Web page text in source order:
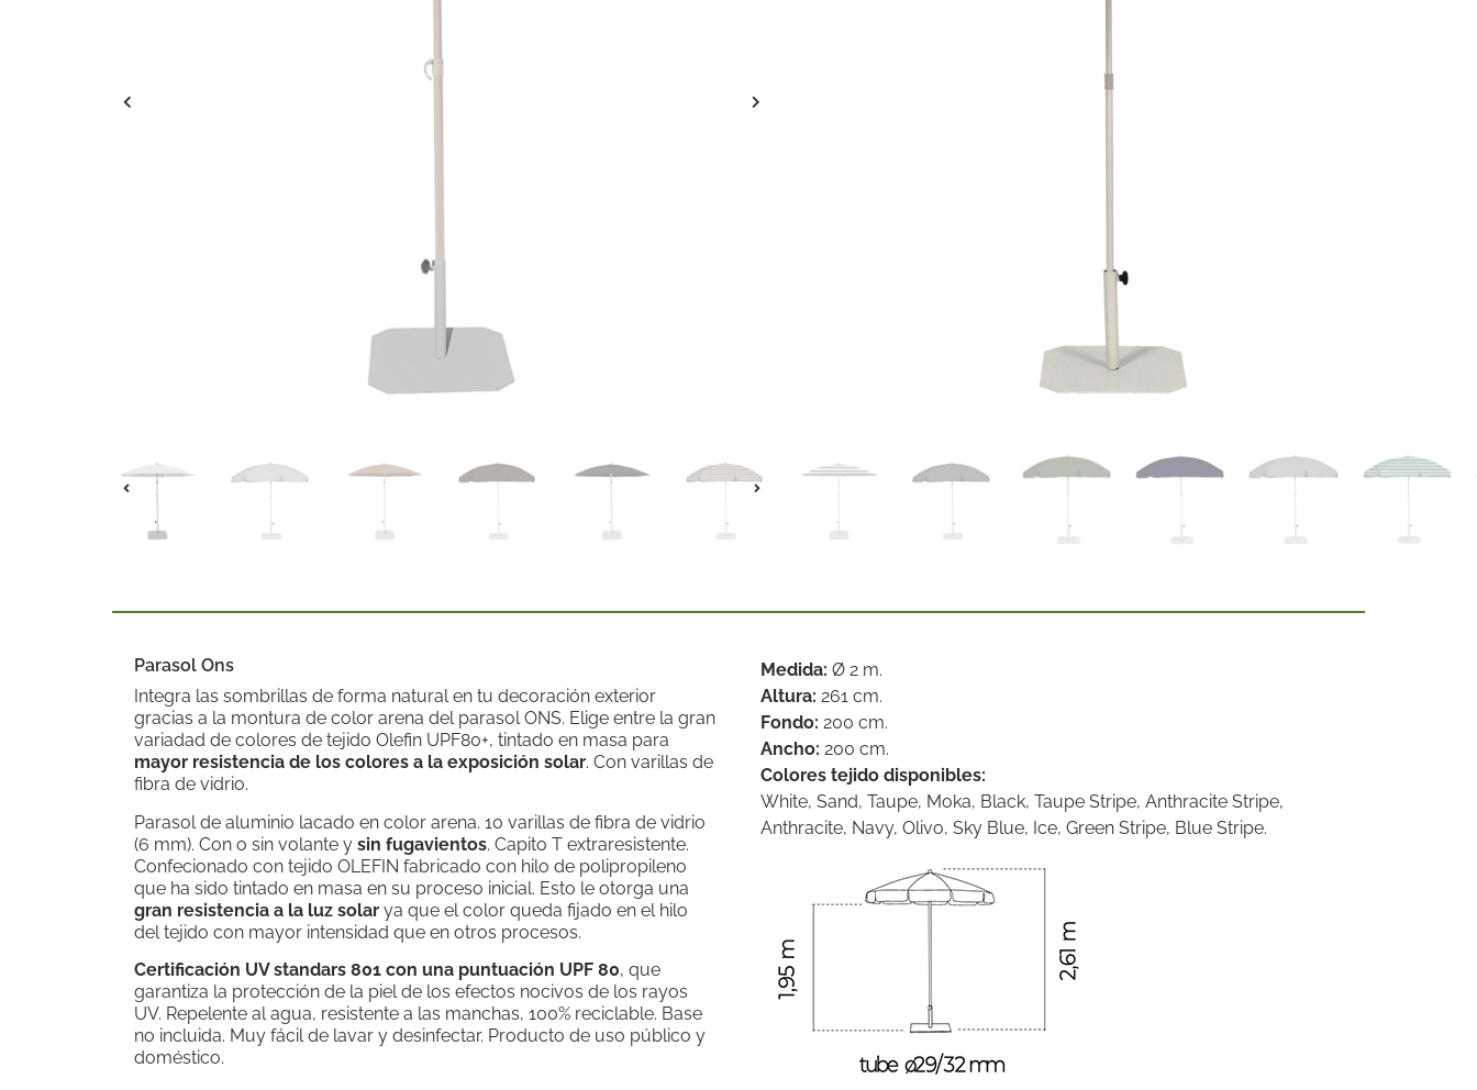
Parasol Ons
Integra las sombrillas de forma natural en tu decoración exterior
gracias a la montura de color arena del parasol ONS. Elige entre la gran
variadad de colores de tejido Olefin UPF80+, tintado en masa para
mayor resistencia de los colores a la exposición solar. Con varillas de
fibra de vidrio.
Parasol de aluminio lacado en color arena. 10 varillas de fibra de vidrio
(6 mm). Con o sin volante y sin fugavientos. Capito T extraresistente.
Confecionado con tejido OLEFIN fabricado con hilo de polipropileno
que ha sido tintado en masa en su proceso inicial. Esto le otorga una
gran resistencia a la luz solar ya que el color queda fijado en el hilo
del tejido con mayor intensidad que en otros procesos.
Certificación UV standars 801 con una puntuación UPF 80, que
garantiza la protección de la piel de los efectos nocivos de los rayos
UV. Repelente al agua, resistente a las manchas, 100% reciclable. Base
no incluida. Muy fácil de lavar y desinfectar. Producto de uso público y
doméstico.
Medida: Ø 2 m.
Altura: 261 cm.
Fondo: 200 cm.
Ancho: 200 cm.
Colores tejido disponibles:
White, Sand, Taupe, Moka, Black, Taupe Stripe, Anthracite Stripe,
Anthracite, Navy, Olivo, Sky Blue, Ice, Green Stripe, Blue Stripe.